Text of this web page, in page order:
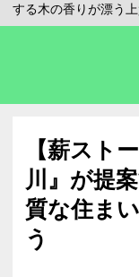
する木の香りが漂う
【薪スト
川』が提
質な住ま
う